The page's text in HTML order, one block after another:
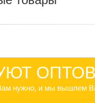
нужно, и мы вышлем